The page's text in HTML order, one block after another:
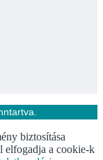
biztosítása
elfogadja a cookie-k